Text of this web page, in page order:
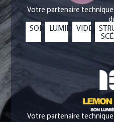
Votre partenaire technique
SON LUMIÈREVIDÉO
Votre partenaire technique